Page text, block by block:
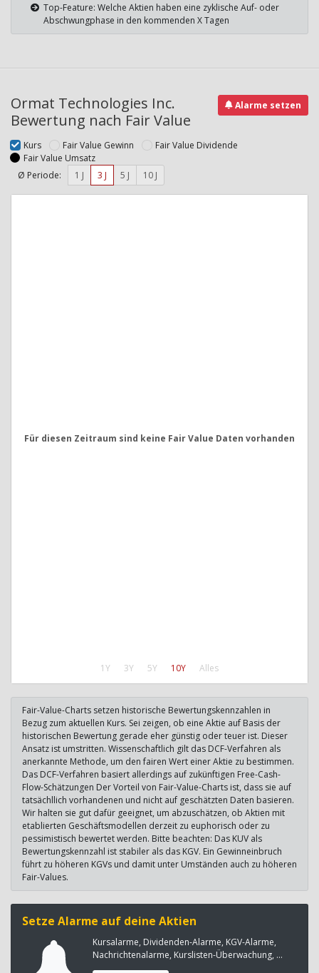
Top-Feature: Welche Aktien haben eine zyklische Auf- oder
Abschwungphase in den kommenden X Tagen
Ormat Technologies Inc.
Bewertung nach Fair Value
Alarme setzen
Kurs Fair Value Gewinn
Fair Value Dividende
Fair Value Umsatz
Ø Periode:
1 J 3 J 5 J 10 J
1Y 3Y 5Y 10Y Alles
Für diesen Zeitraum sind keine Fair Value Daten vorhanden
Fair-Value-Charts setzen historische Bewertungskennzahlen in
Bezug zum aktuellen Kurs. Sei zeigen, ob eine Aktie auf Basis der
historischen Bewertung gerade eher günstig oder teuer ist. Dieser
Ansatz ist umstritten. Wissenschaftlich gilt das DCF-Verfahren als
anerkannte Methode, um den fairen Wert einer Aktie zu bestimmen.
Das DCF-Verfahren basiert allerdings auf zukünftigen Free-Cash-
Flow-Schätzungen Der Vorteil von Fair-Value-Charts ist, dass sie auf
tatsächllich vorhandenen und nicht auf geschätzten Daten basieren.
Wir halten sie gut dafür geeignet, um abzuschätzen, ob Aktien mit
etablierten Geschäftsmodellen derzeit zu euphorisch oder zu
pessimistisch bewertet werden. Bitte beachten: Das KUV als
Bewertungskennzahl ist stabiler als das KGV. Ein Gewinneinbruch
führt zu höheren KGVs und damit unter Umständen auch zu höheren
Fair-Values.
Setze Alarme auf deine Aktien
Kursalarme, Dividenden-Alarme, KGV-Alarme,
Nachrichtenalarme, Kurslisten-Überwachung, ...